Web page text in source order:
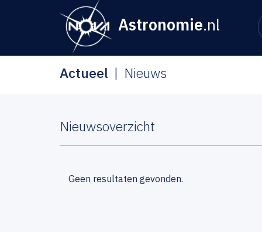
Astronomie.nl
Actueel Nieuws
Nieuwsoverzicht
Geen resultaten gevonden.